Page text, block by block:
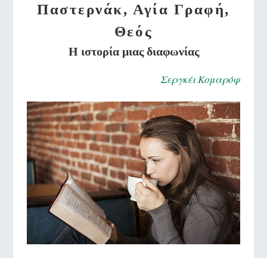
Παστερνάκ, Αγία Γραφή,
Θεός
Η ιστορία μιας διαφωνίας
Σεργκέι Κομαρόφ